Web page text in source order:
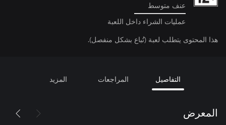
عنف متوسط
عمليات الشراء داخل اللعبة
هذا المحتوى يتطلب لعبة (تُباع بشكل منفصل).
التفاصيل المراجعات المزيد
المعرض